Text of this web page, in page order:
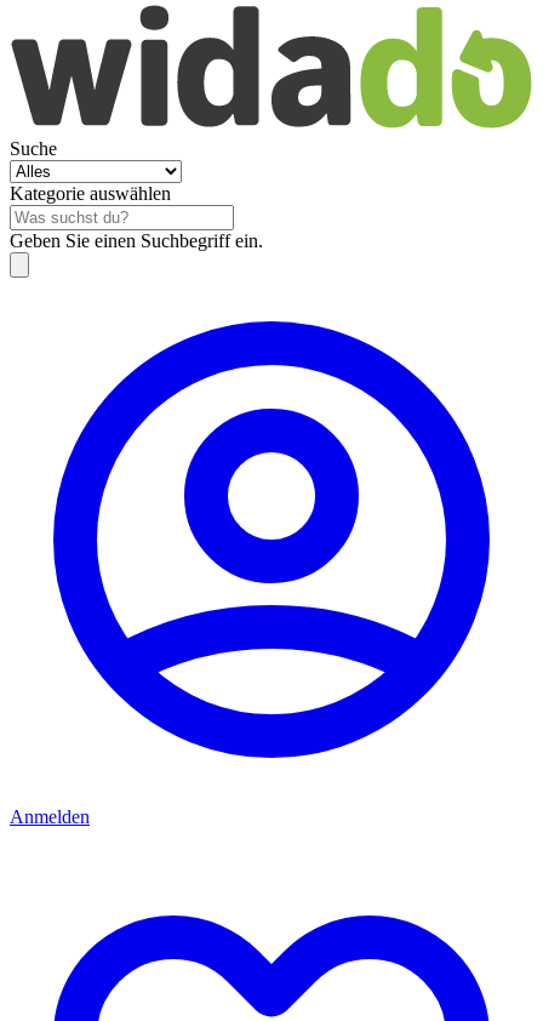
Suche
Kategorie auswählen
Geben Sie einen Suchbegriff ein.
Anmelden